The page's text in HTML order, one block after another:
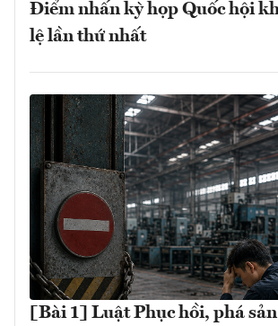
Điểm nhấn kỳ họp Quốc hội
lệ lần thứ nhất
[Bài 1] Luật Phục hồi, phá